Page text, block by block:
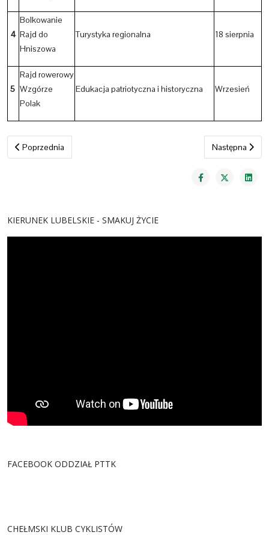
4
Bolkowanie
Rajd do
Hniszowa
Turystyka regionalna 18 sierpnia
5
Rajd rowerowy
Wzgórze
Polak
Edukacja patriotyczna i historyczna Wrzesień
Poprzednia strona: Rajdy rowerowe 2023
Poprzednia Następna
Następna
KIERUNEK LUBELSKIE - SMAKUJ ŻYCIE
FACEBOOK ODDZIAŁ PTTK
CHEŁMSKI KLUB CYKLISTÓW